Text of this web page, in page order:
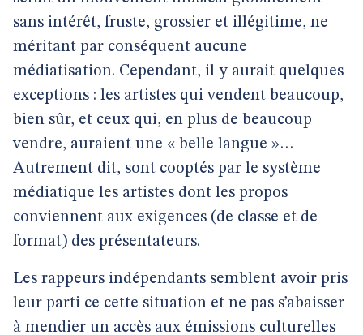
sans intérêt, fruste, grossier et illégitime, ne
méritant par conséquent aucune
médiatisation. Cependant, il y aurait quelques
exceptions : les artistes qui vendent beaucoup,
bien sûr, et ceux qui, en plus de beaucoup
vendre, auraient une « belle langue »…
Autrement dit, sont cooptés par le système
médiatique les artistes dont les propos
conviennent aux exigences (de classe et de
format) des présentateurs.
Les rappeurs indépendants semblent avoir pris
leur parti ce cette situation et ne pas s’abaisser
à mendier un accès aux émissions culturelles